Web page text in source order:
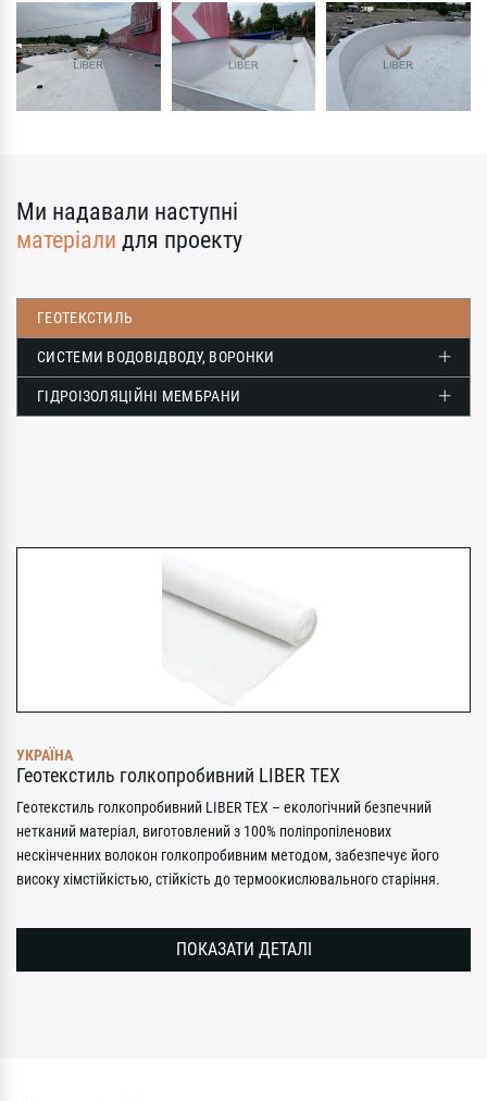
Ми надавали наступні
матеріали для проекту
ГЕОТЕКСТИЛЬ
СИСТЕМИ ВОДОВІДВОДУ, ВОРОНКИ
ГІДРОІЗОЛЯЦІЙНІ МЕМБРАНИ
УКРАЇНА
Геотекстиль голкопробивний LIBER TEX
Геотекстиль голкопробивний LIBER TEX – екологічний безпечний
нетканий матеріал, виготовлений з 100% поліпропіленових
нескінченних волокон голкопробивним методом, забезпечує його
високу хімстійкістью, стійкість до термоокислювального старіння.
ПОКАЗАТИ ДЕТАЛІ